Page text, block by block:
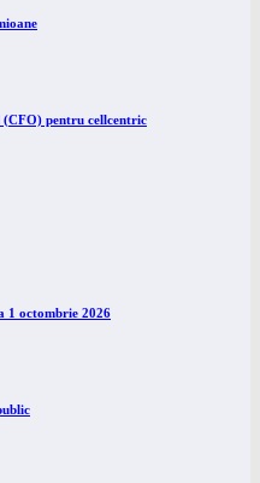
pentru cellcentric
1 octombrie 2026